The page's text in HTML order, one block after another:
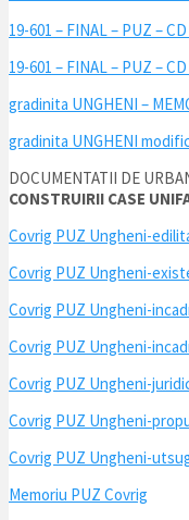
19-601 – FINAL – PUZ –
19-601 – FINAL – PUZ –
gradinita UNGHENI –
gradinita UNGHENI
DOCUMENTATII DE
CONSTRUIRII CASE
Covrig PUZ Ungheni-
Covrig PUZ Ungheni-
Covrig PUZ Ungheni-
Covrig PUZ Ungheni-
Covrig PUZ Ungheni-
Covrig PUZ Ungheni-
Covrig PUZ Ungheni-
Memoriu PUZ Covrig